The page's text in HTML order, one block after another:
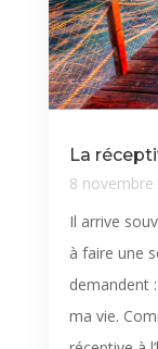
La
8 novembre
Il arrive
à faire une
demandent
ma vie.